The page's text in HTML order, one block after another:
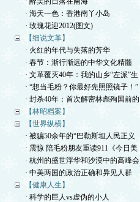
· 海天一色：香港南丫小岛
· 玫瑰花迎2012(图文)
【细说文革】
· 火红的年代与失落的芳华
· 春节：渐行渐远的中华文化精髓
· 文革覆灭40年：我的山乡“左派”生
· “想当毛粉？你最好先照照镜子！”
· 封杀40年：首次解密林彪殉国前的
【林昭档案】
【世界纵横】
· 被骗50余年的“巴勒斯坦人民正义
· 震惊 陪毛粉朋友重读911《今日美
· 杭州的盛世浮华和沙漠中的高峰会
· 中美两国的政治正确和异见人群
【健康人生】
· 科学的巨人vs虚伪的小人